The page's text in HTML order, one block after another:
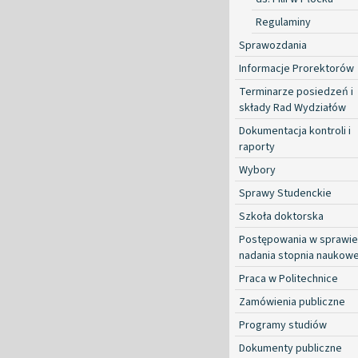
Regulaminy
Sprawozdania
Informacje Prorektorów
Terminarze posiedzeń i
składy Rad Wydziałów
Dokumentacja kontroli i
raporty
Wybory
Sprawy Studenckie
Szkoła doktorska
Postępowania w sprawie
nadania stopnia
Praca w Politechnice
Zamówienia publiczne
Programy studiów
Dokumenty publiczne